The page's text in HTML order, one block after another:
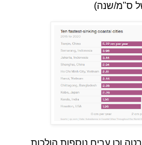
ס"מ/שנה)
וכן ערים נוספות הולכות